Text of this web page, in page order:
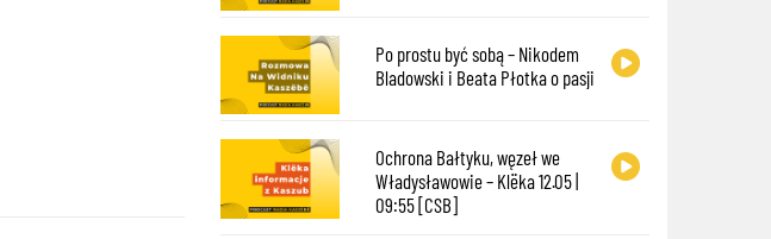
Po prostu być sobą – Nikodem
Bladowski i Beata Płotka o pasji
Ochrona Bałtyku, węzeł we
Władysławowie – Klëka 12.05 |
09:55 [CSB]